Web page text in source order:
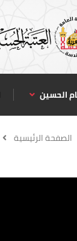
الحسين
الصفحة الرئيسية